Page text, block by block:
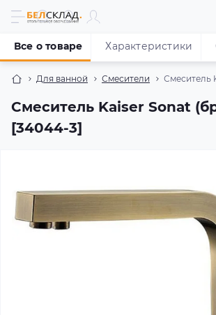
Для ванной Смесители Смеситель
Смеситель Kaiser Sonat
[34044-3]
Все о товаре Характеристики